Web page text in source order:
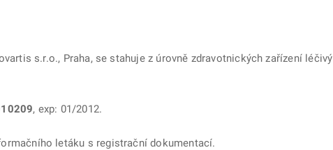
s.r.o., Praha, se stahuje z úrovně zdravotnických zařízení léčivý
, exp: 01/2012.
letáku s registrační dokumentací.